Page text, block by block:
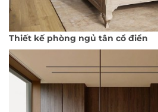
Thiết kế phòng ngủ tân cổ điển